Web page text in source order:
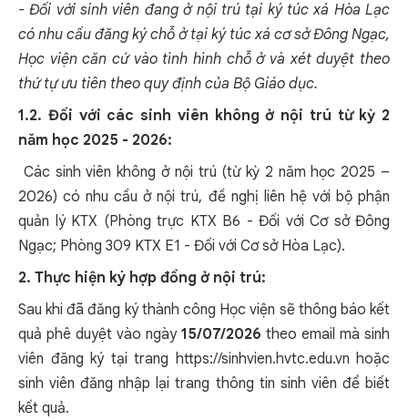
- Đối với sinh viên đang ở nội trú tại ký túc xá Hòa Lạc
có nhu cầu đăng ký chỗ ở tại ký túc xá cơ sở Đông Ngạc,
Học viện căn cứ vào tình hình chỗ ở và xét duyệt theo
thứ tự ưu tiên theo quy định của Bộ Giáo dục.
1.2. Đối với các sinh viên không ở nội trú từ kỳ 2
năm học 2025 - 2026:
Các sinh viên không ở nội trú (từ kỳ 2 năm học 2025 –
2026) có nhu cầu ở nội trú, đề nghị liên hệ với bộ phận
quản lý KTX (Phòng trực KTX B6 - Đối với Cơ sở Đông
Ngạc; Phòng 309 KTX E1 - Đối với Cơ sở Hòa Lạc).
2. Thực hiện ký hợp đồng ở nội trú:
Sau khi đã đăng ký thành công Học viện sẽ thông báo kết
quả phê duyệt vào ngày 15/07/2026 theo email mà sinh
viên đăng ký tại trang https://sinhvien.hvtc.edu.vn hoặc
sinh viên đăng nhập lại trang thông tin sinh viên để biết
kết quả.